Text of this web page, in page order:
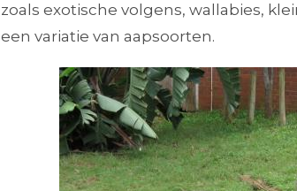
zoals exotische volgens, wallabies,
een variatie van aapsoorten.